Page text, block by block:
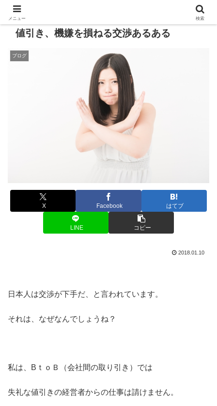
値引き、機嫌を損ねる交渉あるある
ブログ
X Facebook はてブ
LINE コピー
2018.01.10
日本人は交渉が下手だ、と言われています。
それは、なぜなんでしょうね？
私は、BｔｏＢ（会社間の取り引き）では
失礼な値引きの経営者からの仕事は請けません。
メニュー 検索